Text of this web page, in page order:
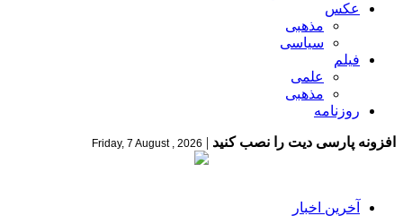
عکس
مذهبی
سیاسی
فیلم
علمی
مذهبی
روزنامه
افزونه پارسی دیت را نصب کنید |
Friday, 7 August , 2026
آخرین اخبار